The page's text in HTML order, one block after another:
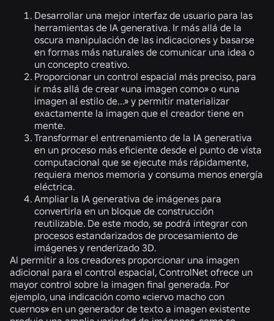
Desarrollar una mejor interfaz de usuario para las
herramientas de IA generativa. Ir más allá de la
oscura manipulación de las indicaciones y basarse
en formas más naturales de comunicar una idea o
un concepto creativo.
Proporcionar un control espacial más preciso, para
ir más allá de crear «una imagen como» o «una
imagen al estilo de...» y permitir materializar
exactamente la imagen que el creador tiene en
mente.
Transformar el entrenamiento de la IA generativa
en un proceso más eficiente desde el punto de vista
computacional que se ejecute más rápidamente,
requiera menos memoria y consuma menos energía
eléctrica.
Ampliar la IA generativa de imágenes para
convertirla en un bloque de construcción
reutilizable. De este modo, se podrá integrar con
procesos estandarizados de procesamiento de
imágenes y renderizado 3D.
Al permitir a los creadores proporcionar una imagen
adicional para el control espacial, ControlNet ofrece un
mayor control sobre la imagen final generada. Por
ejemplo, una indicación como «ciervo macho con
cuernos» en un generador de texto a imagen existente